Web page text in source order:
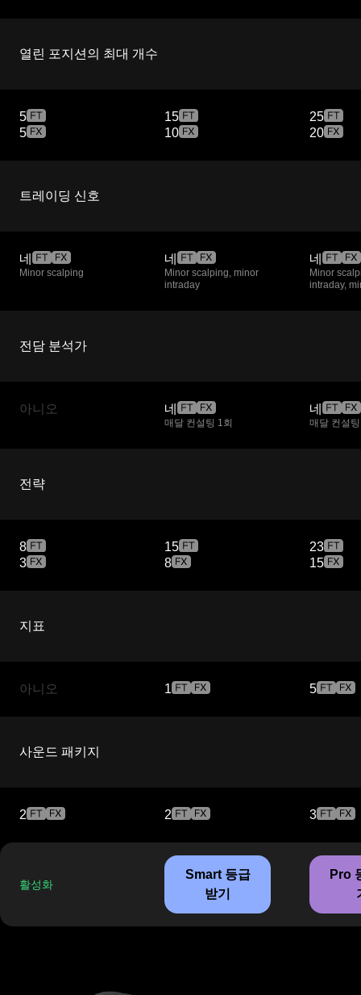
열린 포지션의 최대 개수
5
5
15
10
25
20
트레이딩 신호
네
Minor scalping
네
Minor scalping, minor
intraday
네
Minor
intraday,
전담 분석가
아니오 네
매달 컨설팅 1회
네
매달 컨설
전략
8
3
15
8
23
15
지표
아니오 1 5
사운드 패키지
2 2 3
활성화
Smart 등급
받기
Pro